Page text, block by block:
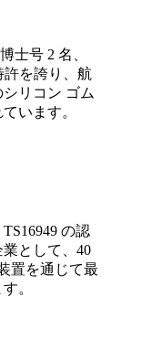
士号 2 ​​名、
許を誇り、航
リコン ゴム
います。
の認
として、40
置を通じて最
。